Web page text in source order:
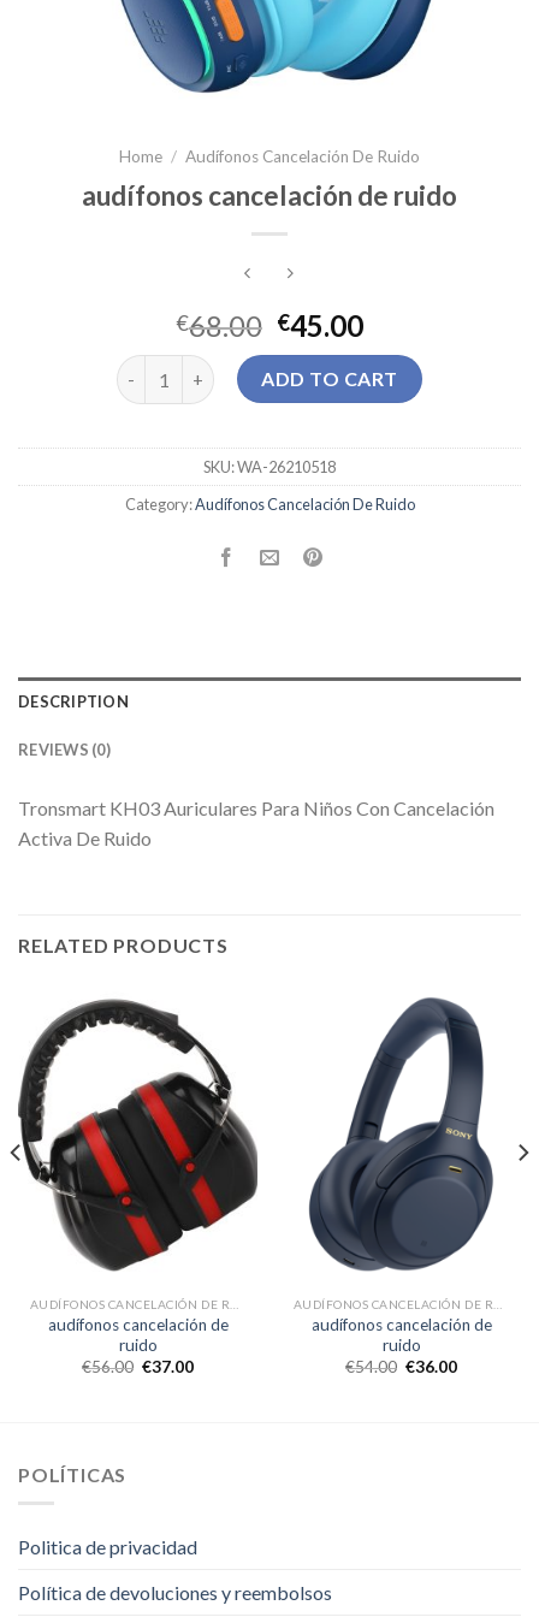
Home / Audífonos Cancelación De Ruido
audífonos cancelación de ruido
€68.00 €45.00
audífonos cancelación de ruido quantity
ADD TO CART
SKU:WA-26210518
Category:Audífonos Cancelación De Ruido
DESCRIPTION
REVIEWS (0)
Tronsmart KH03 Auriculares Para Niños Con Cancelación
Activa De Ruido
RELATED PRODUCTS
audífonos cancelación de
ruido
€56.00 €37.00
audífonos cancelación de
ruido
€54.00 €36.00
POLÍTICAS
Politica de privacidad
Política de devoluciones y reembolsos